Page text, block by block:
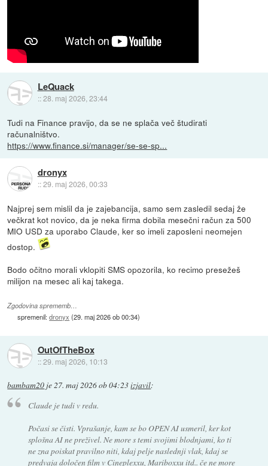
LeQuack
::28. maj 2026, 23:44
Tudi na Finance pravijo, da se ne splača več študirati
računalništvo.
https://www.finance.si/manager/se-se-sp...
dronyx
::29. maj 2026, 00:33
Najprej sem mislil da je zajebancija, samo sem zasledil sedaj že
večkrat kot novico, da je neka firma dobila mesečni račun za 500
MIO USD za uporabo Claude, ker so imeli zaposleni neomejen
dostop.
Bodo očitno morali vklopiti SMS opozorila, ko recimo presežeš
milijon na mesec ali kaj takega.
Zgodovina sprememb…
spremenil:dronyx (29. maj 2026 ob 00:34)
OutOfTheBox
::29. maj 2026, 10:13
bambam20 je27. maj 2026 ob 04:23izjavil:
Claude je tudi v redu.
Počasi se čisti. Vprašanje, kam se bo OPEN AI usmeril, ker kot
splošna AI ne preživel. Ne more s temi svojimi blodnjami, ko ti
ne zna poiskat pravilno niti, kdaj pelje naslednji vlak, kdaj se
predvaja določen film v Cineplexxu, Mariboxxu itd.. če ne more